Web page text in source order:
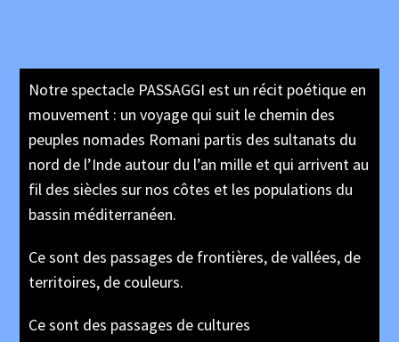
Notre spectacle PASSAGGI est un récit poétique en
mouvement : un voyage qui suit le chemin des
peuples nomades Romani partis des sultanats du
nord de l’Inde autour du l’an mille et qui arrivent au
fil des siècles sur nos côtes et les populations du
bassin méditerranéen.
Ce sont des passages de frontières, de vallées, de
territoires, de couleurs.
Ce sont des passages de cultures